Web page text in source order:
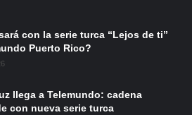
con la serie turca “Lejos de ti”
Puerto Rico?
llega a Telemundo: cadena
con nueva serie turca